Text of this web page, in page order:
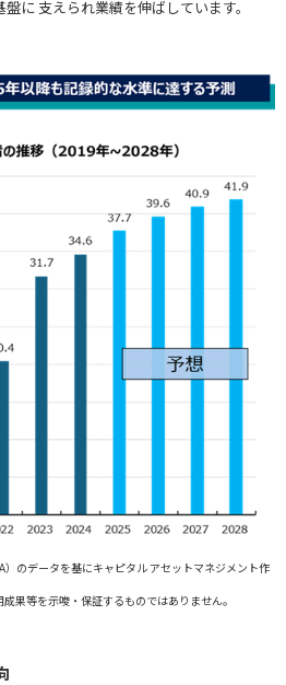
に 支えられ業績を伸ばしています。
）のデータを基にキャピタル アセットマネジメント作
果等を示唆・保証するものではありません。